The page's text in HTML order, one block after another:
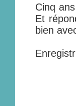
Cinq
Et
bien